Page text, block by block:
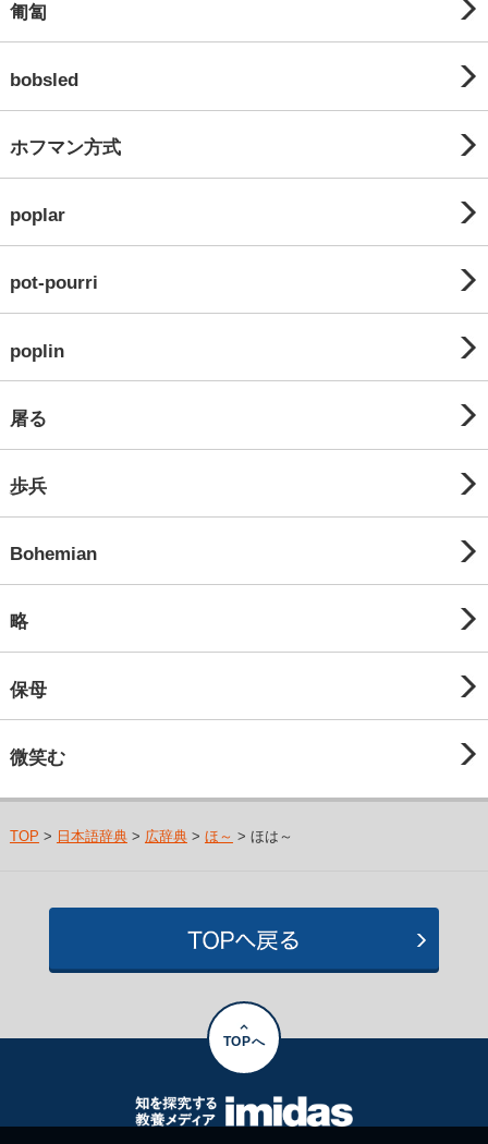
匍匐
bobsled
ホフマン方式
poplar
pot-pourri
poplin
屠る
歩兵
Bohemian
略
保母
微笑む
TOP > 日本語辞典> 広辞典> ほ～ > ほは～
TOPへ